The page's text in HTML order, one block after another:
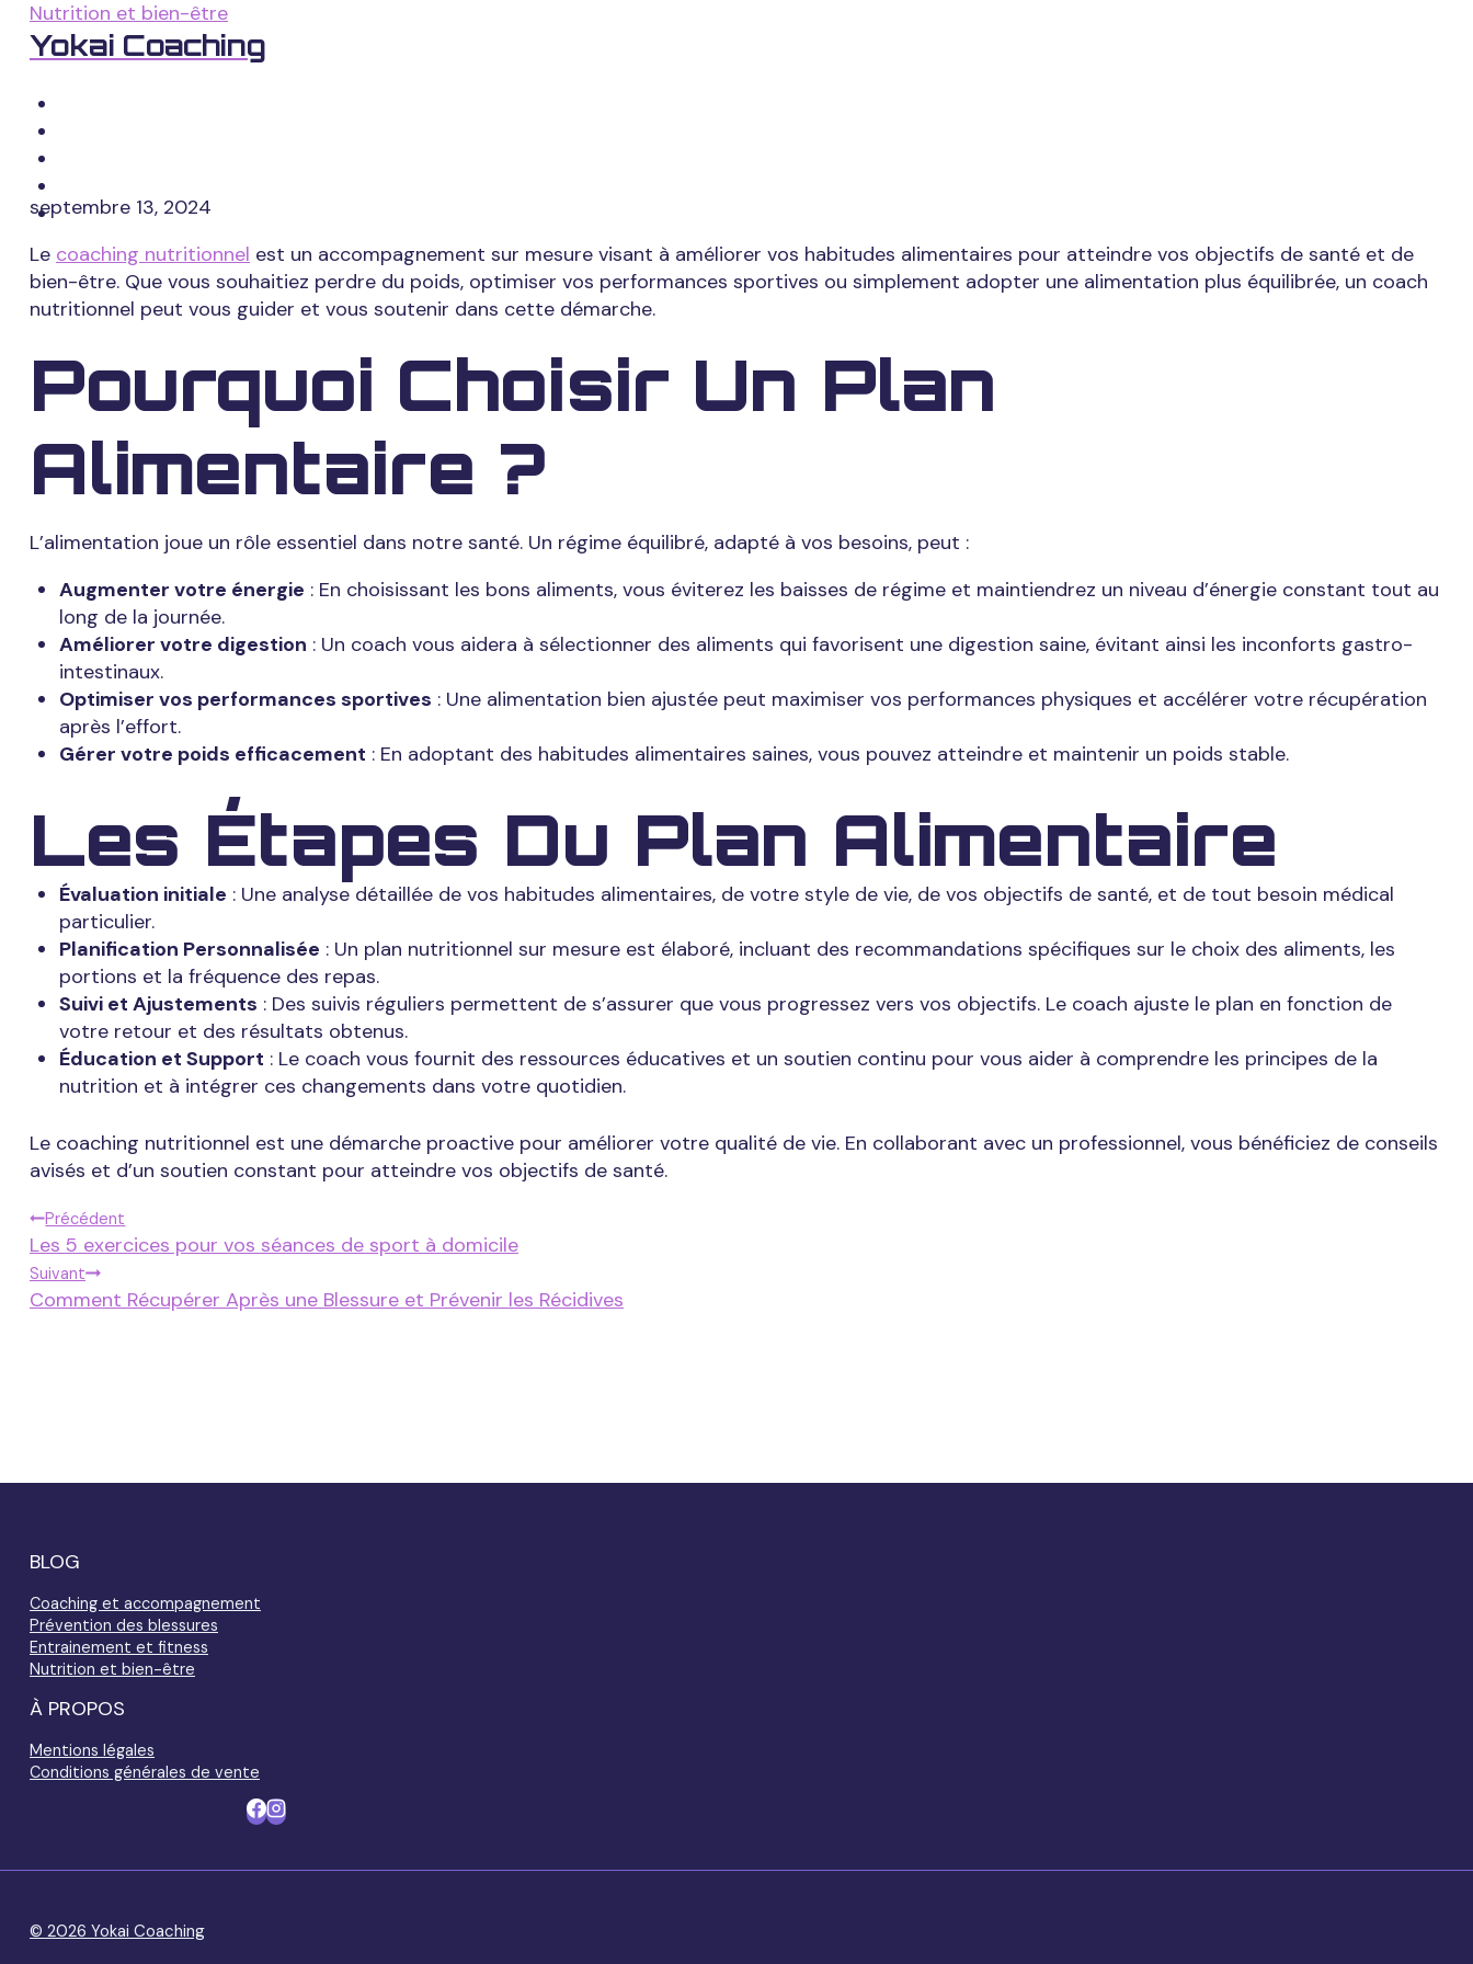
Aller
contenu
Yokai Coaching
Nutrition et bien-être
Améliorez Votre Santé Avec Un
Plan Alimentaire Personnalisé
septembre 13, 2024
Le coaching nutritionnel est un accompagnement sur mesure visant à améliorer vos habitudes alimentaires pour atteindre vos objectifs de santé et de
bien-être. Que vous souhaitiez perdre du poids, optimiser vos performances sportives ou simplement adopter une alimentation plus équilibrée, un coach
nutritionnel peut vous guider et vous soutenir dans cette démarche.
Pourquoi Choisir Un Plan
Alimentaire ?
L’alimentation joue un rôle essentiel dans notre santé. Un régime équilibré, adapté à vos besoins, peut :
Augmenter votre énergie : En choisissant les bons aliments, vous éviterez les baisses de régime et maintiendrez un niveau d’énergie constant tout au
long de la journée.
Améliorer votre digestion : Un coach vous aidera à sélectionner des aliments qui favorisent une digestion saine, évitant ainsi les inconforts gastro-
intestinaux.
Optimiser vos performances sportives : Une alimentation bien ajustée peut maximiser vos performances physiques et accélérer votre récupération
après l’effort.
Gérer votre poids efficacement : En adoptant des habitudes alimentaires saines, vous pouvez atteindre et maintenir un poids stable.
Les Étapes Du Plan Alimentaire
Évaluation initiale : Une analyse détaillée de vos habitudes alimentaires, de votre style de vie, de vos objectifs de santé, et de tout besoin médical
particulier.
Planification Personnalisée : Un plan nutritionnel sur mesure est élaboré, incluant des recommandations spécifiques sur le choix des aliments, les
portions et la fréquence des repas.
Suivi et Ajustements : Des suivis réguliers permettent de s’assurer que vous progressez vers vos objectifs. Le coach ajuste le plan en fonction de
votre retour et des résultats obtenus.
Éducation et Support : Le coach vous fournit des ressources éducatives et un soutien continu pour vous aider à comprendre les principes de la
nutrition et à intégrer ces changements dans votre quotidien.
Le coaching nutritionnel est une démarche proactive pour améliorer votre qualité de vie. En collaborant avec un professionnel, vous bénéficiez de conseils
avisés et d’un soutien constant pour atteindre vos objectifs de santé.
Navigation
De
Précédent
Les 5 exercices pour vos séances de sport à domicile
Suivant
Comment Récupérer Après une Blessure et Prévenir les Récidives
BLOG
Coaching et accompagnement
Prévention des blessures
Entrainement et fitness
Nutrition et bien-être
À PROPOS
Mentions légales
Conditions générales de vente
© 2026 Yokai Coaching